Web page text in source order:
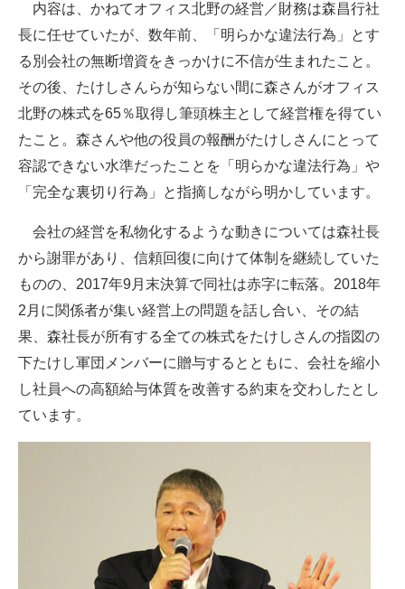
エレクトロニクス専門サイト
電子設計の基本と応用
エネルギーの専門メディア
ちょっと気になるネットの話題
内容は、かねてオフィス北野の経営／財務は森昌行社
長に任せていたが、数年前、「明らかな違法行為」とす
る別会社の無断増資をきっかけに不信が生まれたこと。
その後、たけしさんらが知らない間に森さんがオフィス
北野の株式を65％取得し筆頭株主として経営権を得てい
たこと。森さんや他の役員の報酬がたけしさんにとって
容認できない水準だったことを「明らかな違法行為」や
「完全な裏切り行為」と指摘しながら明かしています。
会社の経営を私物化するような動きについては森社長
から謝罪があり、信頼回復に向けて体制を継続していた
ものの、2017年9月末決算で同社は赤字に転落。2018年
2月に関係者が集い経営上の問題を話し合い、その結
果、森社長が所有する全ての株式をたけしさんの指図の
下たけし軍団メンバーに贈与するとともに、会社を縮小
し社員への高額給与体質を改善する約束を交わしたとし
ています。